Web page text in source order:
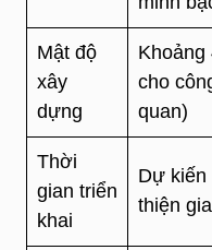
Mật độ
xây
dựng
Khoảng
cho
quan)
Thời
gian triển
khai
Dự kiến
thiện